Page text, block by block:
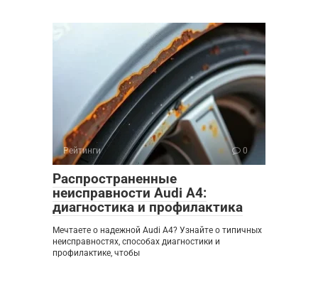
Рейтинги 0
Распространенные
неисправности Audi A4:
диагностика и профилактика
Мечтаете о надежной Audi A4? Узнайте о типичных
неисправностях, способах диагностики и
профилактике, чтобы